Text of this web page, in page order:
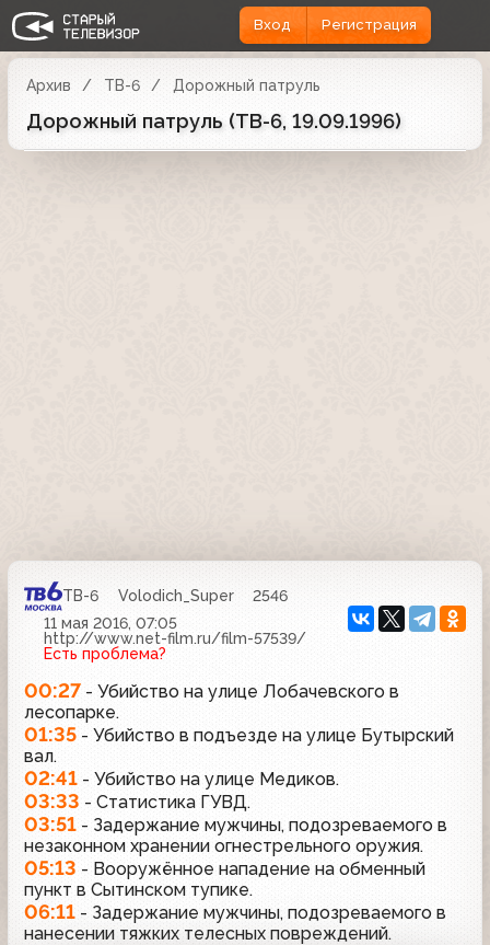
Вход Регистрация
Архив ТВ-6 Дорожный патруль
Дорожный патруль (ТВ-6, 19.09.1996)
ТВ-6 Volodich_Super
2546
11 мая 2016, 07:05
http://www.net-film.ru/film-57539/
Есть проблема?
00:27 - Убийство на улице Лобачевского в
лесопарке.
01:35 - Убийство в подъезде на улице Бутырский
вал.
02:41 - Убийство на улице Медиков.
03:33 - Статистика ГУВД.
03:51 - Задержание мужчины, подозреваемого в
незаконном хранении огнестрельного оружия.
05:13 - Вооружённое нападение на обменный
пункт в Сытинском тупике.
06:11 - Задержание мужчины, подозреваемого в
нанесении тяжких телесных повреждений.